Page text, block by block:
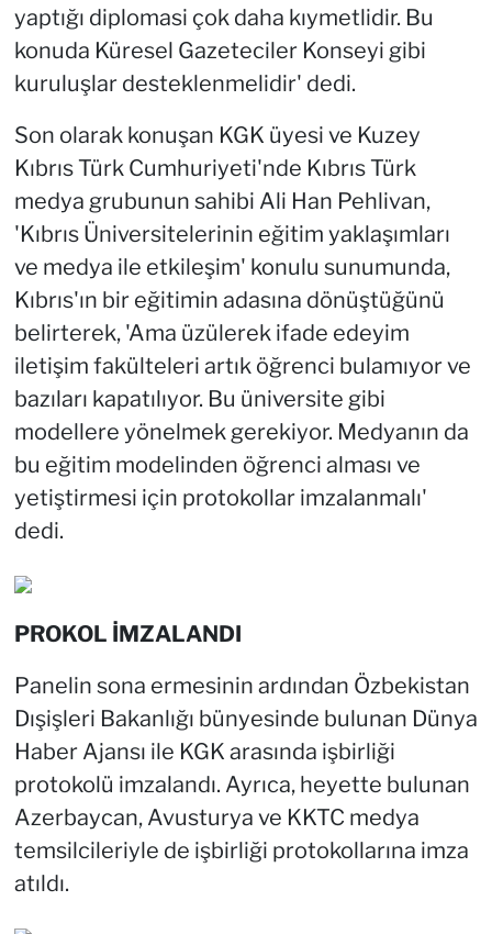
yaptığı diplomasi çok daha kıymetlidir. Bu
konuda Küresel Gazeteciler Konseyi gibi
kuruluşlar desteklenmelidir' dedi.
Son olarak konuşan KGK üyesi ve Kuzey
Kıbrıs Türk Cumhuriyeti'nde Kıbrıs Türk
medya grubunun sahibi Ali Han Pehlivan,
'Kıbrıs Üniversitelerinin eğitim yaklaşımları
ve medya ile etkileşim' konulu sunumunda,
Kıbrıs'ın bir eğitimin adasına dönüştüğünü
belirterek, 'Ama üzülerek ifade edeyim
iletişim fakülteleri artık öğrenci bulamıyor ve
bazıları kapatılıyor. Bu üniversite gibi
modellere yönelmek gerekiyor. Medyanın da
bu eğitim modelinden öğrenci alması ve
yetiştirmesi için protokollar imzalanmalı'
dedi.
PROKOL İMZALANDI
Panelin sona ermesinin ardından Özbekistan
Dışişleri Bakanlığı bünyesinde bulunan Dünya
Haber Ajansı ile KGK arasında işbirliği
protokolü imzalandı. Ayrıca, heyette bulunan
Azerbaycan, Avusturya ve KKTC medya
temsilcileriyle de işbirliği protokollarına imza
atıldı.